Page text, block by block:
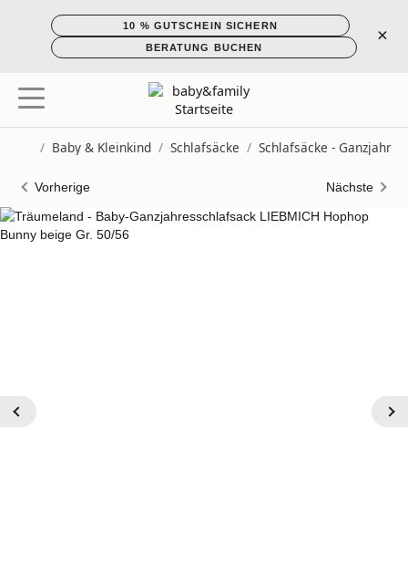
10 % GUTSCHEIN SICHERN
BERATUNG BUCHEN
×
/ Baby & Kleinkind / Schlafsäcke / Schlafsäcke - Ganzjahr
Vorherige Nächste